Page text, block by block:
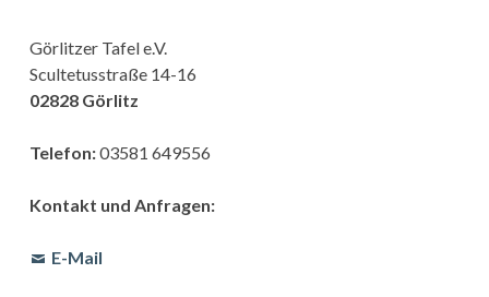
Görlitzer Tafel e.V.
Scultetusstraße 14-16
02828 Görlitz
Telefon:03581 649556
Kontakt und Anfragen:
E-Mail